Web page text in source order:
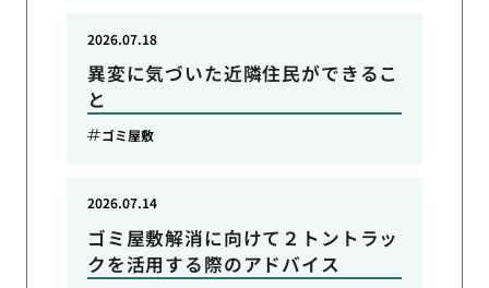
異変に気づいた近隣住民ができるこ
と
2026.07.18
ゴミ屋敷
ゴミ屋敷解消に向けて２トントラッ
クを活用する際のアドバイス
2026.07.14